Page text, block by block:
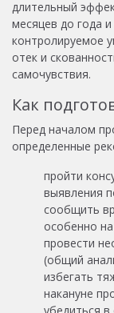
длительный
месяцев до года
контролируемое
отек и
самочувствия.
Как
Перед началом
определенные
пройти
выявления
сообщить
особенно
провести
(общий
избегать
накануне